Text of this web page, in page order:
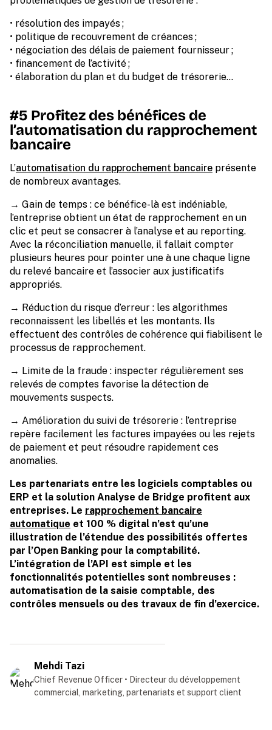
• résolution des impayés ;
• politique de recouvrement de créances ;
• négociation des délais de paiement fournisseur ;
• financement de l’activité ;
• élaboration du plan et du budget de trésorerie…
#5 Profitez des bénéfices de
l’automatisation du rapprochement
bancaire
L’automatisation du rapprochement bancaire présente
de nombreux avantages.
→ Gain de temps : ce bénéfice-là est indéniable,
l’entreprise obtient un état de rapprochement en un
clic et peut se consacrer à l’analyse et au reporting.
Avec la réconciliation manuelle, il fallait compter
plusieurs heures pour pointer une à une chaque ligne
du relevé bancaire et l’associer aux justificatifs
appropriés.
→ Réduction du risque d’erreur : les algorithmes
reconnaissent les libellés et les montants. Ils
effectuent des contrôles de cohérence qui fiabilisent le
processus de rapprochement.
→ Limite de la fraude : inspecter régulièrement ses
relevés de comptes favorise la détection de
mouvements suspects.
→ Amélioration du suivi de trésorerie : l’entreprise
repère facilement les factures impayées ou les rejets
de paiement et peut résoudre rapidement ces
anomalies.
Les partenariats entre les logiciels comptables ou
ERP et la solution Analyse de Bridge profitent aux
entreprises. Le rapprochement bancaire
automatique et 100 % digital n’est qu’une
illustration de l’étendue des possibilités offertes
par l’Open Banking pour la comptabilité.
L’intégration de l’API est simple et les
fonctionnalités potentielles sont nombreuses :
automatisation de la saisie comptable, des
contrôles mensuels ou des travaux de fin d’exercice.
Mehdi Tazi
Chief Revenue Officer • Directeur du développement
commercial, marketing, partenariats et support client